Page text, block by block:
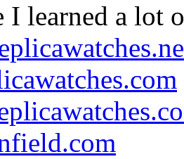
I learned a lot